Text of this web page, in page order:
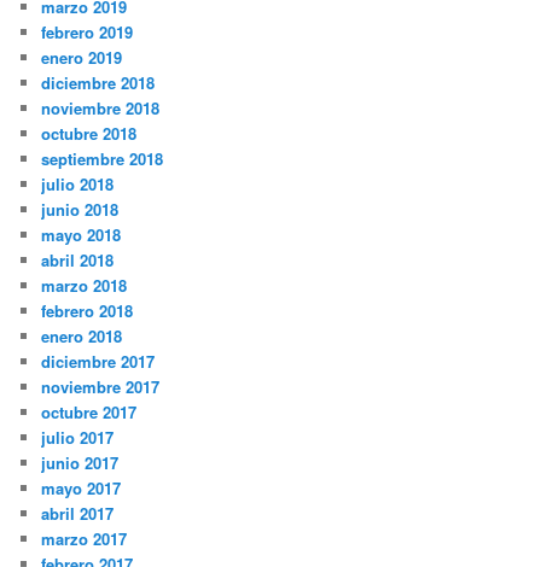
marzo 2019
febrero 2019
enero 2019
diciembre 2018
noviembre 2018
octubre 2018
septiembre 2018
julio 2018
junio 2018
mayo 2018
abril 2018
marzo 2018
febrero 2018
enero 2018
diciembre 2017
noviembre 2017
octubre 2017
julio 2017
junio 2017
mayo 2017
abril 2017
marzo 2017